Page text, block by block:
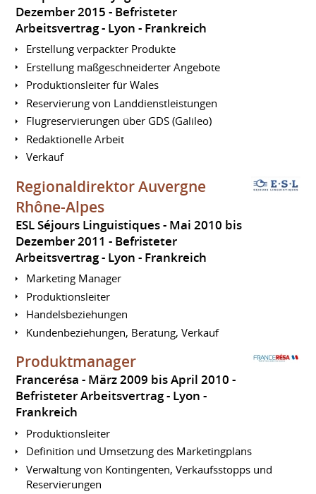
Dezember 2015 Befristeter
Arbeitsvertrag
Lyon Frankreich
Erstellung verpackter Produkte
Erstellung maßgeschneiderter Angebote
Produktionsleiter für Wales
Reservierung von Landdienstleistungen
Flugreservierungen über GDS (Galileo)
Redaktionelle Arbeit
Verkauf
Regionaldirektor Auvergne
Rhône-Alpes
ESL Séjours Linguistiques
Mai 2010 bis
Dezember 2011 Befristeter
Arbeitsvertrag
Lyon Frankreich
Marketing Manager
Produktionsleiter
Handelsbeziehungen
Kundenbeziehungen, Beratung, Verkauf
Produktmanager
Francerésa
März 2009 bis April 2010
Befristeter Arbeitsvertrag
Lyon
Frankreich
Produktionsleiter
Definition und Umsetzung des Marketingplans
Verwaltung von Kontingenten, Verkaufsstopps und
Reservierungen